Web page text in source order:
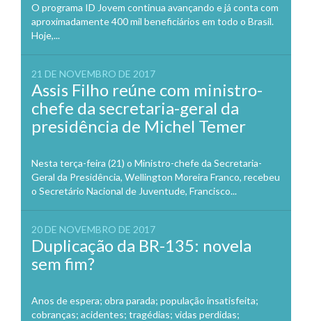
O programa ID Jovem continua avançando e já conta com
aproximadamente 400 mil beneficiários em todo o Brasil.
Hoje,...
21 DE NOVEMBRO DE 2017
Assis Filho reúne com ministro-
chefe da secretaria-geral da
presidência de Michel Temer
Nesta terça-feira (21) o Ministro-chefe da Secretaria-
Geral da Presidência, Wellington Moreira Franco, recebeu
o Secretário Nacional de Juventude, Francisco...
20 DE NOVEMBRO DE 2017
Duplicação da BR-135: novela
sem fim?
Anos de espera; obra parada; população insatisfeita;
cobranças; acidentes; tragédias; vidas perdidas;